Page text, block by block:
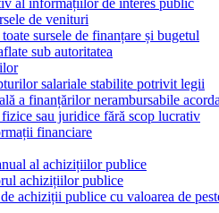
al informațiilor de interes public
de venituri
sursele de finanțare și bugetul
sub autoritatea
salariale stabilite potrivit legii
a finanțărilor nerambursabile
sau juridice fără scop lucrativ
financiare
al achizițiilor publice
achizițiilor publice
achiziții publice cu valoarea de